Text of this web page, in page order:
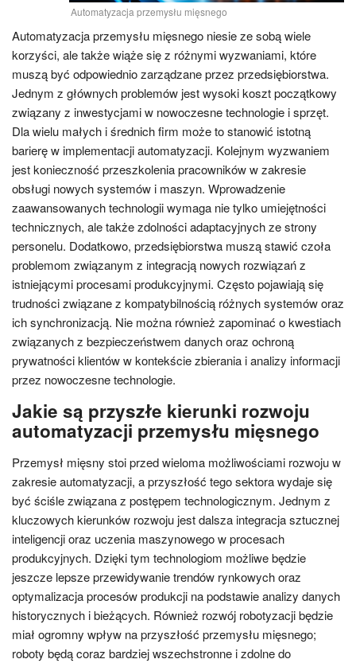
Automatyzacja przemysłu mięsnego
Automatyzacja przemysłu mięsnego niesie ze sobą wiele
korzyści, ale także wiąże się z różnymi wyzwaniami, które
muszą być odpowiednio zarządzane przez przedsiębiorstwa.
Jednym z głównych problemów jest wysoki koszt początkowy
związany z inwestycjami w nowoczesne technologie i sprzęt.
Dla wielu małych i średnich firm może to stanowić istotną
barierę w implementacji automatyzacji. Kolejnym wyzwaniem
jest konieczność przeszkolenia pracowników w zakresie
obsługi nowych systemów i maszyn. Wprowadzenie
zaawansowanych technologii wymaga nie tylko umiejętności
technicznych, ale także zdolności adaptacyjnych ze strony
personelu. Dodatkowo, przedsiębiorstwa muszą stawić czoła
problemom związanym z integracją nowych rozwiązań z
istniejącymi procesami produkcyjnymi. Często pojawiają się
trudności związane z kompatybilnością różnych systemów oraz
ich synchronizacją. Nie można również zapominać o kwestiach
związanych z bezpieczeństwem danych oraz ochroną
prywatności klientów w kontekście zbierania i analizy informacji
przez nowoczesne technologie.
Jakie są przyszłe kierunki rozwoju
automatyzacji przemysłu mięsnego
Przemysł mięsny stoi przed wieloma możliwościami rozwoju w
zakresie automatyzacji, a przyszłość tego sektora wydaje się
być ściśle związana z postępem technologicznym. Jednym z
kluczowych kierunków rozwoju jest dalsza integracja sztucznej
inteligencji oraz uczenia maszynowego w procesach
produkcyjnych. Dzięki tym technologiom możliwe będzie
jeszcze lepsze przewidywanie trendów rynkowych oraz
optymalizacja procesów produkcji na podstawie analizy danych
historycznych i bieżących. Również rozwój robotyzacji będzie
miał ogromny wpływ na przyszłość przemysłu mięsnego;
roboty będą coraz bardziej wszechstronne i zdolne do